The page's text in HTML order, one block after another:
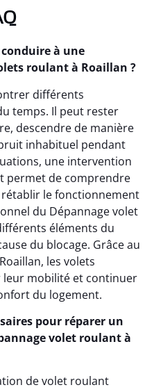
à une
roulant à Roaillan ?
différents
temps. Il peut rester
descendre de manière
inhabituel pendant
une intervention
permet de comprendre
le fonctionnement
du Dépannage volet
éléments du
du blocage. Grâce au
les volets
mobilité et continuer
du logement.
pour réparer un
volet roulant à
de volet roulant